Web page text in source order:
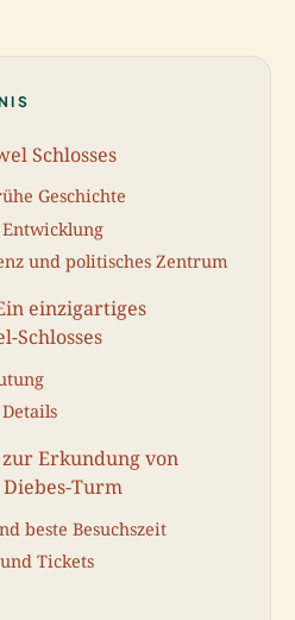
Schlosses
Geschichte
und politisches Zentrum
einzigartiges
Schlosses
Erkundung von
Turm
beste Besuchszeit
Tickets